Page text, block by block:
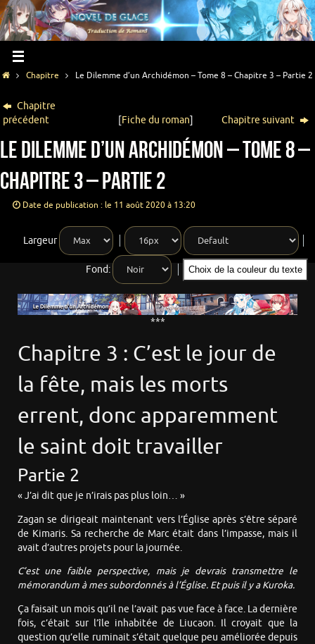
Chapitre Le Dilemme d’un Archidémon – Tome 8 – Chapitre 3 – Partie 2
Chapitre
précédent
[Fiche du roman] Chapitre suivant
Le Dilemme d’un Archidémon – Tome 8 –
Chapitre 3 – Partie 2
Date de publication : le 11 août 2020 à 13:20
Largeur
Fond: Choix de la couleur du texte
***
Chapitre 3 : C’est le jour de
la fête, mais les morts
errent, donc apparemment
le saint doit travailler
Partie 2
« J’ai dit que je n’irais pas plus loin… »
Zagan se dirigeait maintenant vers l’Église après s’être séparé
de Kimaris. Sa recherche de Marc était dans l’impasse, mais il
avait d’autres projets pour la journée.
C’est une faible perspective, mais je devrais transmettre le
mémorandum à mes subordonnés à l’Église. Et puis il y a Kuroka.
Ça faisait un mois qu’il ne l’avait pas vue face à face. La dernière
fois, c’était sur l’île inhabitée de Liucaon. Il croyait que la
question qu’elle ruminait s’était quelque peu améliorée depuis